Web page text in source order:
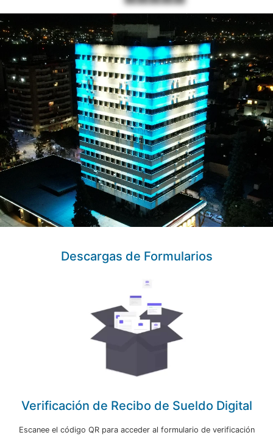
Descargas de Formularios
Verificación de Recibo de Sueldo Digital
Escanee el código QR para acceder al formulario de verificación